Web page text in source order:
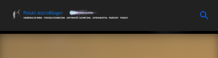
Przejdź do głównej zawartości